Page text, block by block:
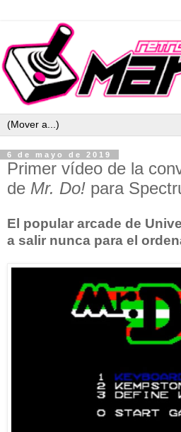
6 de mayo de 2019
Primer vídeo de la
de Mr. Do! para
El popular arcade de
a salir nunca para el